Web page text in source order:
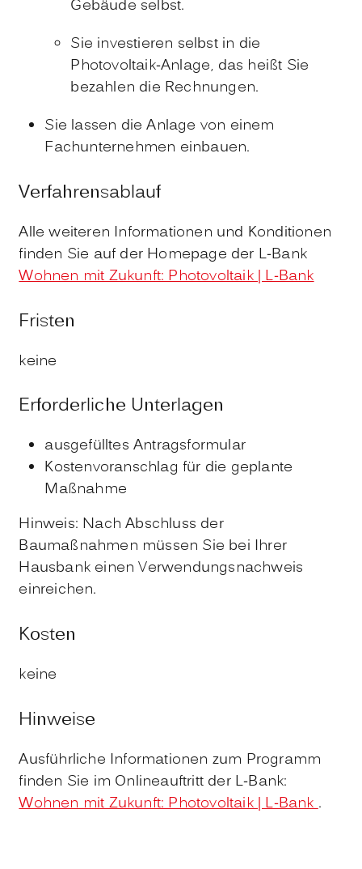
Gebäude selbst.
Sie investieren selbst in die
Photovoltaik-Anlage, das heißt Sie
bezahlen die Rechnungen.
Sie lassen die Anlage von einem
Fachunternehmen einbauen.
Verfahrensablauf
Alle weiteren Informationen und Konditionen
finden Sie auf der Homepage der L-Bank
Wohnen mit Zukunft: Photovoltaik | L-Bank
Fristen
keine
Erforderliche Unterlagen
ausgefülltes Antragsformular
Kostenvoranschlag für die geplante
Maßnahme
Hinweis: Nach Abschluss der
Baumaßnahmen müssen Sie bei Ihrer
Hausbank einen Verwendungsnachweis
einreichen.
Kosten
keine
Hinweise
Ausführliche Informationen zum Programm
finden Sie im Onlineauftritt der L-Bank:
Wohnen mit Zukunft: Photovoltaik | L-Bank.